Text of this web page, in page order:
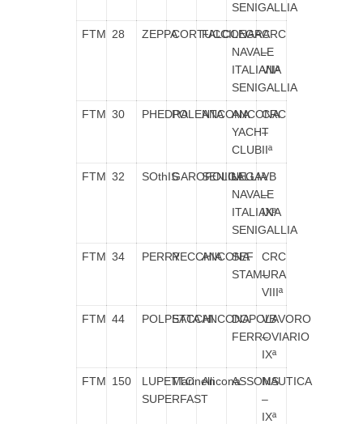
SENIGALLIA
FTM 28 ZEPPACORTUCCIFALCONARA
LEGA
NAVALE
ITALIANA
SENIGALLIA
CRC
–
VIIª
FTM 30 PHEDRAPOLENTAANCONAANCONA
YACHT
CLUB
CRC
–
IIª
FTM 32 SOthISGAROFOLINI
SENIGALLIA
LEGA
NAVALE
ITALIANA
SENIGALLIA
VB
–
IXª
FTM 34 PERRYRECCHIAANCONA
SEF
STAMURA
CRC
–
VIIIª
FTM 44 POLPETTA
SACCHIANCONADOPOLAVORO
FERROVIARIO
VB
–
IXª
FTM 150
LUPETTO
SUPERFAST
MarinelliAnconaASSONAUTICA
MS
–
IXª